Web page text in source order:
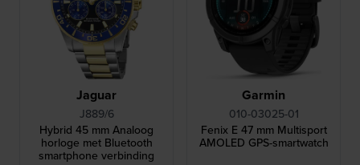
Jaguar
J889/6
Hybrid 45 mm Analoog
horloge met Bluetooth
smartphone verbinding
Garmin
010-03025-01
Fenix E 47 mm Multisport
AMOLED GPS-smartwatch